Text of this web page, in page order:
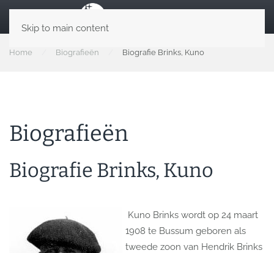
Skip to main content
Home Biografieën Biografie Brinks, Kuno
Biografieën
Biografie Brinks, Kuno
Kuno Brinks wordt op 24 maart
1908 te Bussum geboren als
tweede zoon van Hendrik Brinks